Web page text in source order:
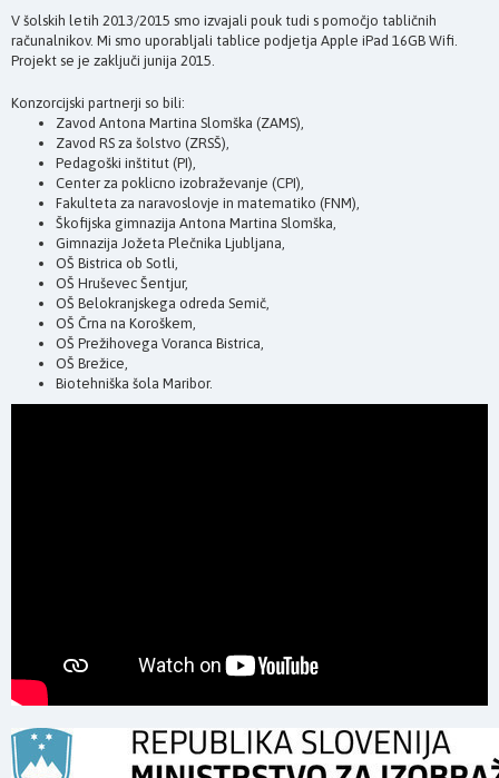
V šolskih letih 2013/2015 smo izvajali pouk tudi s pomočjo tabličnih
računalnikov. Mi smo uporabljali tablice podjetja Apple iPad 16GB Wifi.
Projekt se je zaključi junija 2015.
Konzorcijski partnerji so bili:
Zavod Antona Martina Slomška (ZAMS),
Zavod RS za šolstvo (ZRSŠ),
Pedagoški inštitut (PI),
Center za poklicno izobraževanje (CPI),
Fakulteta za naravoslovje in matematiko (FNM),
Škofijska gimnazija Antona Martina Slomška,
Gimnazija Jožeta Plečnika Ljubljana,
OŠ Bistrica ob Sotli,
OŠ Hruševec Šentjur,
OŠ Belokranjskega odreda Semič,
OŠ Črna na Koroškem,
OŠ Prežihovega Voranca Bistrica,
OŠ Brežice,
Biotehniška šola Maribor.